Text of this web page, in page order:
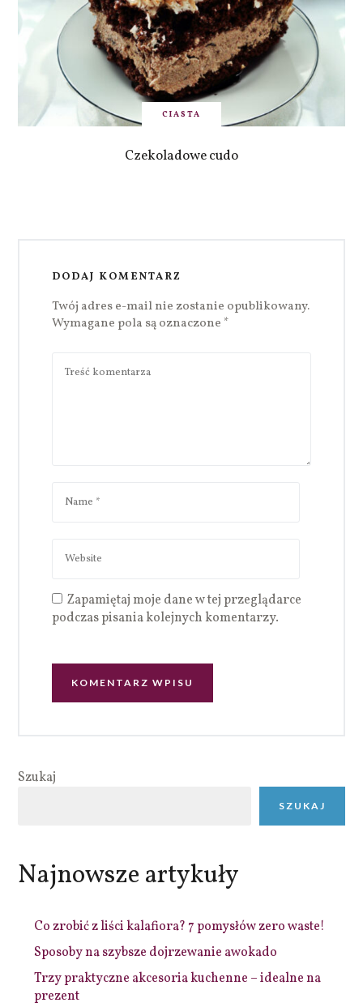
CIASTA
Czekoladowe cudo
DODAJ KOMENTARZ
Twój adres e-mail nie zostanie opublikowany.
Wymagane pola są oznaczone *
Zapamiętaj moje dane w tej przeglądarce
podczas pisania kolejnych komentarzy.
Szukaj
SZUKAJ
Najnowsze artykuły
Co zrobić z liści kalafiora? 7 pomysłów zero waste!
Sposoby na szybsze dojrzewanie awokado
Trzy praktyczne akcesoria kuchenne – idealne na
prezent